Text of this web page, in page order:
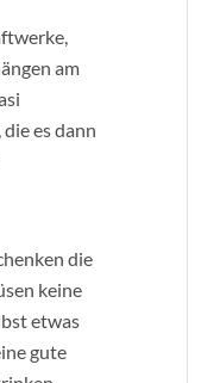
am
es dann
die
keine
etwas
gute